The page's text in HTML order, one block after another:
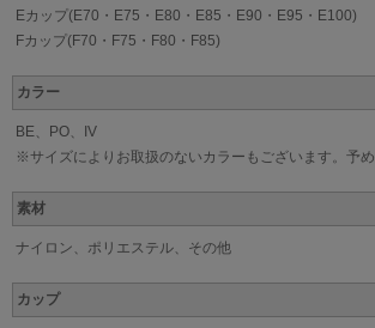
Eカップ(E70・E75・E80・E85・E90・E95・E100)
Fカップ(F70・F75・F80・F85)
カラー
BE、PO、IV
※サイズによりお取扱のないカラーもございます。予め
素材
ナイロン、ポリエステル、その他
カップ